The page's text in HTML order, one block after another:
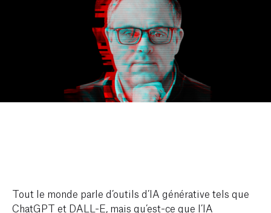
Tout le monde parle d’outils d’IA générative tels que
ChatGPT et DALL-E, mais qu’est-ce que l’IA